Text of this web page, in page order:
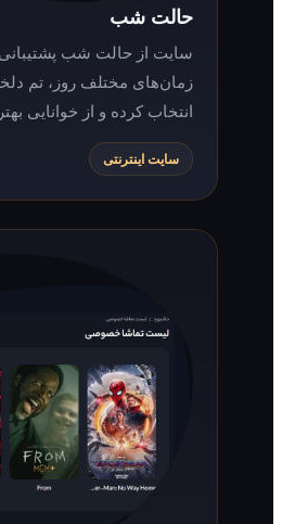
حالت شب
سایت از حالت شب پشتیبانی می‌کند؛ در
زمان‌های مختلف روز، تم دلخواه خود را
انتخاب کرده و از خوانایی بهتر لذت ببرید.
سایت اینترنتی